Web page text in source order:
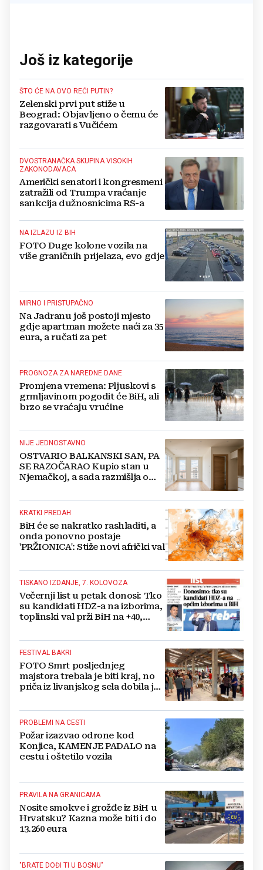
Još iz kategorije
ŠTO ĆE NA OVO REĆI PUTIN?
Zelenski prvi put stiže u
Beograd: Objavljeno o čemu će
razgovarati s Vučićem
DVOSTRANAČKA SKUPINA VISOKIH
ZAKONODAVACA
Američki senatori i kongresmeni
zatražili od Trumpa vraćanje
sankcija dužnosnicima RS-a
NA IZLAZU IZ BIH
FOTO Duge kolone vozila na
više graničnih prijelaza, evo gdje
MIRNO I PRISTUPAČNO
Na Jadranu još postoji mjesto
gdje apartman možete naći za 35
eura, a ručati za pet
PROGNOZA ZA NAREDNE DANE
Promjena vremena: Pljuskovi s
grmljavinom pogodit će BiH, ali
brzo se vraćaju vrućine
NIJE JEDNOSTAVNO
OSTVARIO BALKANSKI SAN, PA
SE RAZOČARAO Kupio stan u
Njemačkoj, a sada razmišlja o
KRATKI PREDAH
BiH će se nakratko rashladiti, a
onda ponovno postaje
'PRŽIONICA': Stiže novi afrički val
TISKANO IZDANJE, 7. KOLOVOZA
Večernji list u petak donosi: Tko
su kandidati HDZ-a na izborima,
toplinski val prži BiH na +40,
FESTIVAL BAKRI
FOTO Smrt posljednjeg
majstora trebala je biti kraj, no
priča iz livanjskog sela dobila je
PROBLEMI NA CESTI
Požar izazvao odrone kod
Konjica, KAMENJE PADALO na
cestu i oštetilo vozila
PRAVILA NA GRANICAMA
Nosite smokve i grožđe iz BiH u
Hrvatsku? Kazna može biti i do
13.260 eura
"BRATE DOĐI TI U BOSNU"